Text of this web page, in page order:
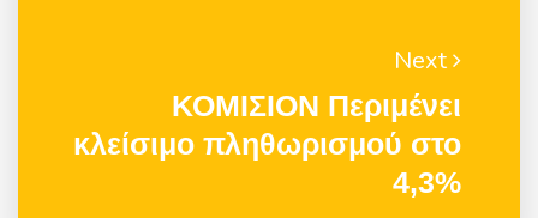
Next
ΚΟΜΙΣΙΟΝ Περιμένει
κλείσιμο πληθωρισμού στο
4,3%